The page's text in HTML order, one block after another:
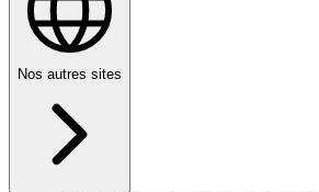
Nos autres sites